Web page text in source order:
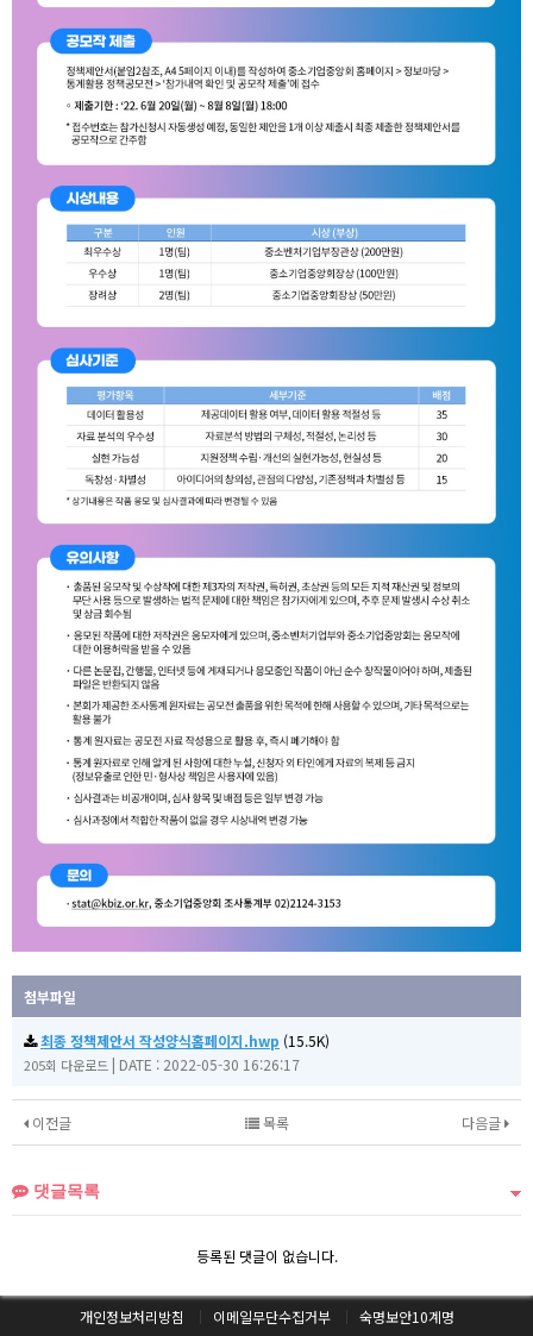
첨부파일
최종 정책제안서 작성양식홈페이지.hwp (15.5K)
205회 다운로드 | DATE : 2022-05-30 16:26:17
이전글 다음글
목록
댓글목록
등록된 댓글이 없습니다.
개인정보처리방침 이메일무단수집거부 숙명보안10계명